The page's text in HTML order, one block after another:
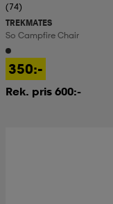
(74)
TREKMATES
So Campfire Chair
350:-
Rek. pris 600:-